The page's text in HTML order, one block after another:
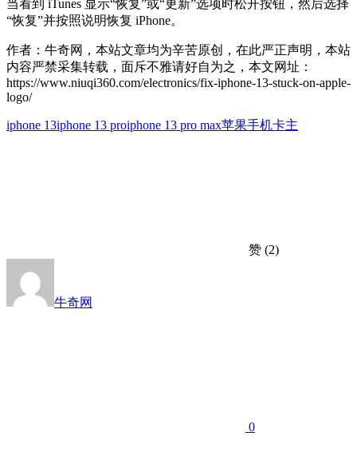
当看到 iTunes 显示“恢复”或“更新”选项时松开按钮，然后选择
“恢复”并按照说明恢复 iPhone。
作者：牛奇网，本站文章均为辛苦原创，在此严正声明，本站
内容严禁采集转载，面斥不雅请好自为之，本文网址：
https://www.niuqi360.com/electronics/fix-iphone-13-stuck-on-apple-
logo/
iphone 13iphone 13 proiphone 13 pro max苹果手机卡主
赞 (2)
牛奇网
0